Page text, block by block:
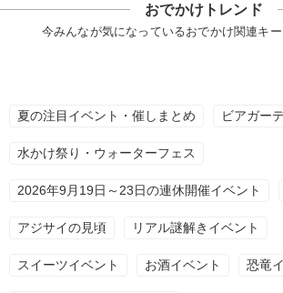
おでかけトレンド
今みんなが気になっているおでかけ関連キー
夏の注目イベント・催しまとめ ビアガー
水かけ祭り・ウォーターフェス
2026年9月19日～23日の連休開催イベント
アジサイの見頃 リアル謎解きイベント
スイーツイベント お酒イベント 恐竜